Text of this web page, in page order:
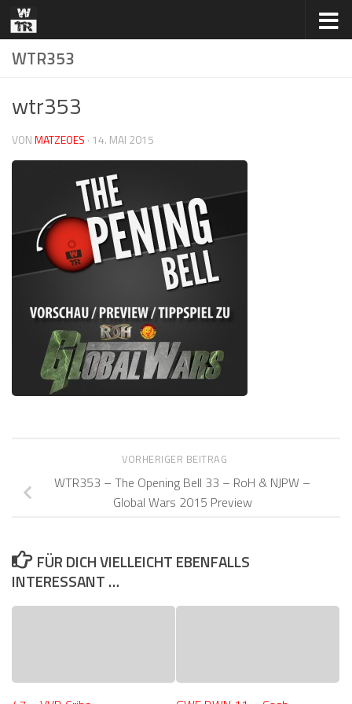
Zum Inhalt springen
WTR353
wtr353
VONMATZEOES · 14. MAI 2015
VORHERIGER BEITRAG
WTR353 – The Opening Bell 33 – RoH & NJPW –
Global Wars 2015 Preview
FÜR DICH VIELLEICHT EBENFALLS
INTERESSANT …